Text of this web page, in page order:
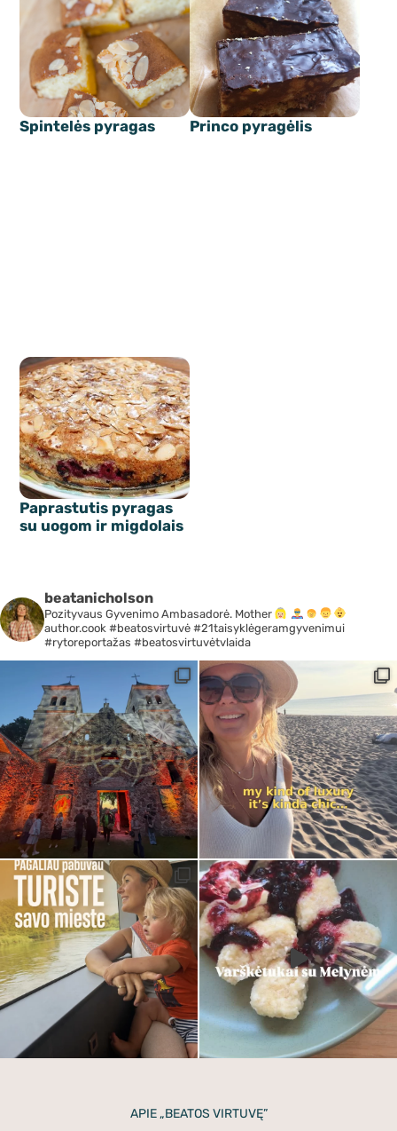
Spintelės pyragas Princo pyragėlis
Paprastutis pyragas
su uogom ir migdolais
beatanicholson
Pozityvaus Gyvenimo Ambasadorė. Mother
author.cook #beatosvirtuvė #21taisyklėgeramgyvenimui
#rytoreportažas #beatosvirtuvėtvlaida
APIE „BEATOS VIRTUVĘ”